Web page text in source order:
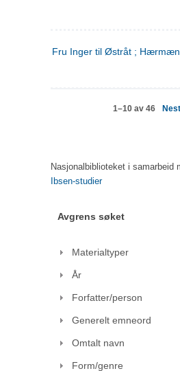
Fru Inger til Østråt ;
1–10 av 46
Nasjonalbiblioteket i samarbeid
Ibsen-studier
Avgrens søket
Materialtyper
År
Forfatter/person
Generelt emneord
Omtalt navn
Form/genre